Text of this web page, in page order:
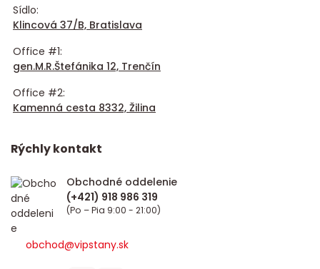
Sídlo:
Klincová 37/B, Bratislava
Office #1:
gen.M.R.Štefánika 12, Trenčín
Office #2:
Kamenná cesta 8332, Žilina
Rýchly kontakt
Obchodné oddelenie
(Po – Pia 9:00 - 21:00)
obchod@vipstany.sk